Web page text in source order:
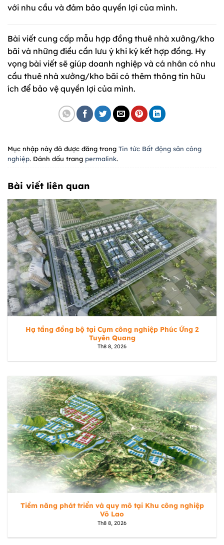
với nhu cầu và đảm bảo quyền lợi của mình.
Bài viết cung cấp mẫu hợp đồng thuê nhà xưởng/kho
bãi và những điều cần lưu ý khi ký kết hợp đồng. Hy
vọng bài viết sẽ giúp doanh nghiệp và cá nhân có nhu
cầu thuê nhà xưởng/kho bãi có thêm thông tin hữu
ích để bảo vệ quyền lợi của mình.
Mục nhập này đã được đăng trong Tin tức Bất động sản công
nghiệp. Đánh dấu trang permalink.
Bài viết liên quan
Hạ tầng đồng bộ tại Cụm công nghiệp Phúc Ứng 2
Tuyên Quang
Th8 8, 2026
Tiềm năng phát triển và quy mô tại Khu công nghiệp
Võ Lao
Th8 8, 2026